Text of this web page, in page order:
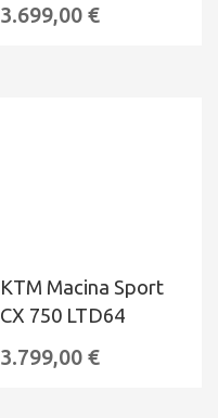
3.699,00€
KTM Macina Sport
CX 750 LTD64
3.799,00€